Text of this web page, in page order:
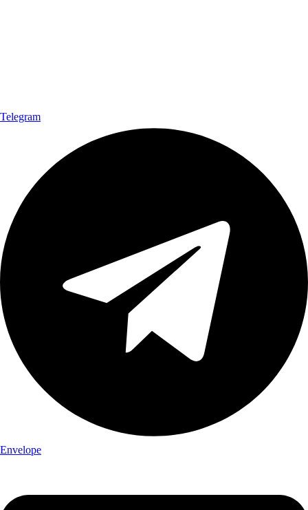
Telegram
Envelope